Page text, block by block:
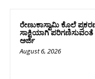
ರೇಣುಕಾಸ್ವಾಮಿ ಕೊಲೆ
ಸಾಕ್ಷಿಯಾಗಿ
ಅರ್ಜಿ
August 6, 2026